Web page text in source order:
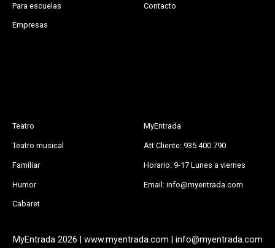
Para escuelas
Empresas
Contacto
Teatro
Teatro musical
Familiar
Humor
Cabaret
MyEntrada
Att Cliente: 935 400 790
Horario: 9-17 Lunes a viernes
Email: info@myentrada.com
MyEntrada 2026 | www.myentrada.com | info@myentrada.com